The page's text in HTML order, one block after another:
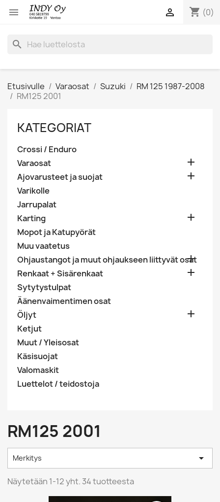
 shopping_cart (0)

search
Etusivulle Varaosat Suzuki
RM 125 1987-2008
RM125 2001
KATEGORIAT
Crossi / Enduro
Varaosat

Ajovarusteet ja suojat 
Varikolle
Jarrupalat
Karting

Mopot ja Katupyörät
Muu vaatetus
Ohjaustangot ja muut ohjaukseen liittyvät osat

Renkaat + Sisärenkaat 
Sytytystulpat
Äänenvaimentimen osat
Öljyt

Ketjut
Muut / Yleisosat
Käsisuojat
Valomaskit
Luettelot / teidostoja
RM125 2001
Merkitys 
Näytetään 1-12 yht. 34 tuotteesta